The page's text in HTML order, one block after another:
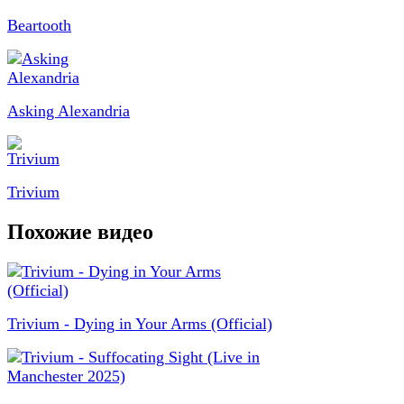
Beartooth
Asking Alexandria
Trivium
Похожие видео
Trivium - Dying in Your Arms (Official)